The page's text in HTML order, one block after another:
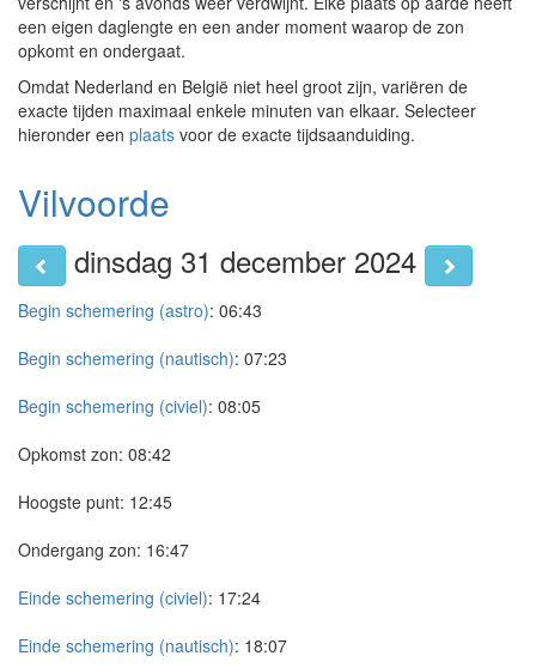
een eigen daglengte en een ander moment waarop de zon
opkomt en ondergaat.
Omdat Nederland en België niet heel groot zijn, variëren de
exacte tijden maximaal enkele minuten van elkaar. Selecteer
hieronder een plaats voor de exacte tijdsaanduiding.
Vilvoorde
dinsdag 31 december 2024
Begin schemering (astro): 06:43
Begin schemering (nautisch): 07:23
Begin schemering (civiel): 08:05
Opkomst zon: 08:42
Hoogste punt: 12:45
Ondergang zon: 16:47
Einde schemering (civiel): 17:24
Einde schemering (nautisch): 18:07